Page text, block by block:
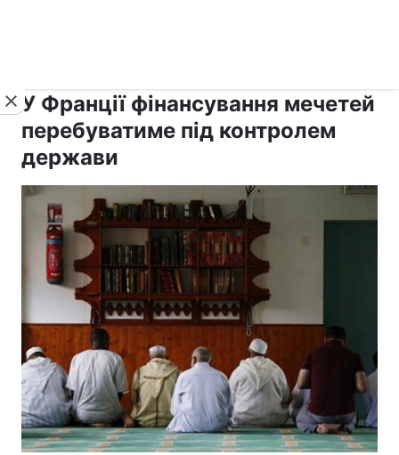
У Франції фінансування мечетей
перебуватиме під контролем
держави